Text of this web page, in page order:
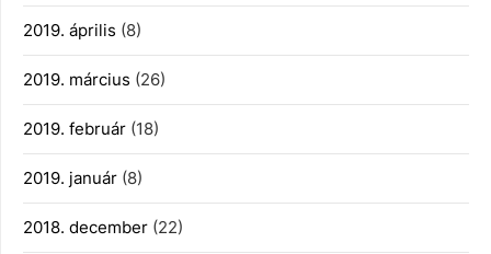
2019. április (8)
2019. március (26)
2019. február (18)
2019. január (8)
2018. december (22)